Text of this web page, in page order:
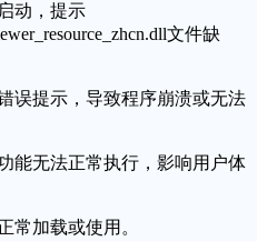
动，提示
文件缺
误提示，导致程序崩溃或无法
能无法正常执行，影响用户体
常加载或使用。